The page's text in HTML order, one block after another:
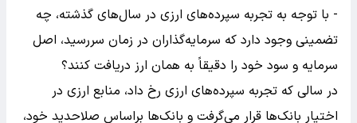
- با توجه به تجربه سپرده‌های ارزی در سال‌های گذشته، چه
تضمینی وجود دارد که سرمایه‌گذاران در زمان سررسید، اصل
سرمایه و سود خود را دقیقاً به همان ارز دریافت کنند؟
در سالی که تجربه سپرده‌های ارزی رخ داد، منابع ارزی در
اختیار بانک‌ها قرار می‌گرفت و بانک‌ها براساس صلاحدید خود،